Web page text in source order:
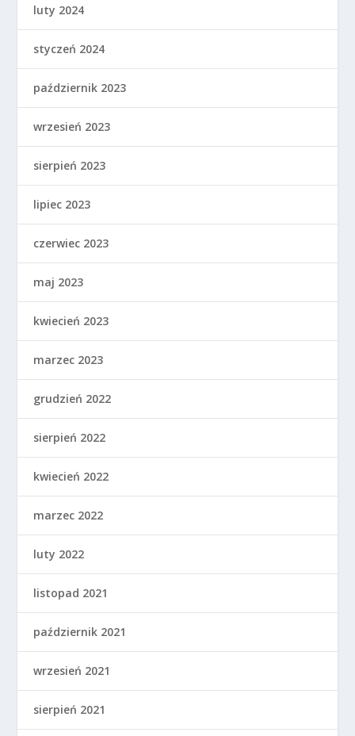
luty 2024
styczeń 2024
październik 2023
wrzesień 2023
sierpień 2023
lipiec 2023
czerwiec 2023
maj 2023
kwiecień 2023
marzec 2023
grudzień 2022
sierpień 2022
kwiecień 2022
marzec 2022
luty 2022
listopad 2021
październik 2021
wrzesień 2021
sierpień 2021